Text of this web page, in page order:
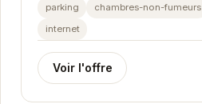
parking chambres-non-fumeurs
internet
Voir l'offre